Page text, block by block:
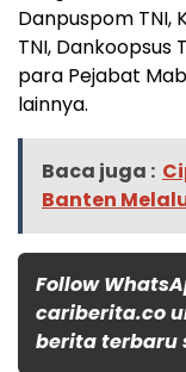
Danpuspom TNI,
TNI, Dankoopsus
para Pejabat
lainnya.
Baca juga :
Banten
Follow
cariberita.co
berita terbaru